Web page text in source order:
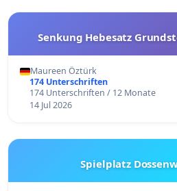
Senkung Hebesatz
Maureen Öztürk
174 Unterschriften
174 Unterschriften / 12 Monate
14 Jul 2026
Spielplatz